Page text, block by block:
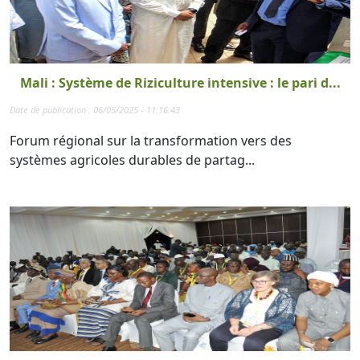
Mali : Système de Riziculture intensive : le pari d...
Date de publication : 06/05/2025 - 11:16:43
Forum régional sur la transformation vers des
systèmes agricoles durables de partag...